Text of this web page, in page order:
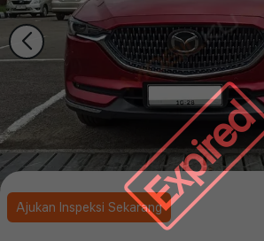
Expired
Ajukan Inspeksi Sekarang